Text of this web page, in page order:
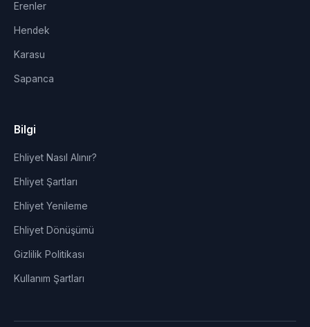
Erenler
Hendek
Karasu
Sapanca
Bilgi
Ehliyet Nasıl Alınır?
Ehliyet Şartları
Ehliyet Yenileme
Ehliyet Dönüşümü
Gizlilik Politikası
Kullanım Şartları